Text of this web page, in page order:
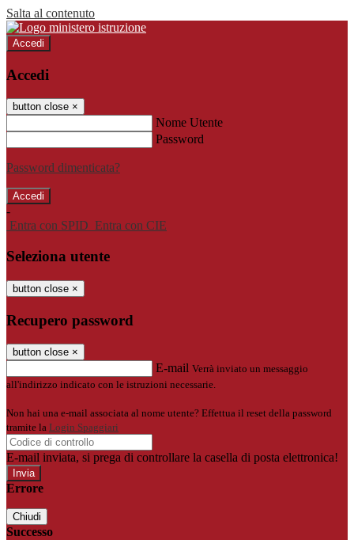
Salta al contenuto
Accedi
Accedi
button close ×
Nome Utente
Password
Password dimenticata?
-
Entra con SPID Entra con CIE
Seleziona utente
button close ×
Recupero password
button close ×
E-mail Verrà inviato un messaggio
all'indirizzo indicato con le istruzioni necessarie.
Non hai una e-mail associata al nome utente? Effettua il reset della password
tramite la Login Spaggiari
E-mail inviata, si prega di controllare la casella di posta elettronica!
Errore
Chiudi
Successo